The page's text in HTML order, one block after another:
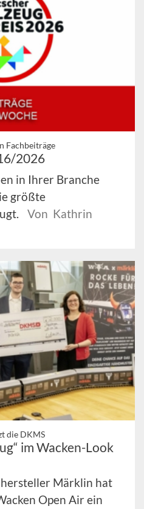
Fachbeiträge
2026
in Ihrer Branche
größte
Von Kathrin
die DKMS
im Wacken-Look
Märklin hat
Open Air ein